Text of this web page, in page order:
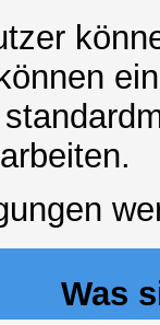
Was